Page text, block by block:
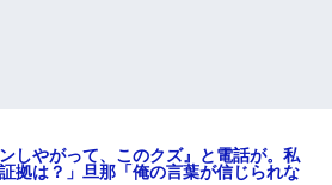
しやがって、このクズ』と電話が。私
拠は？」旦那「俺の言葉が信じられな